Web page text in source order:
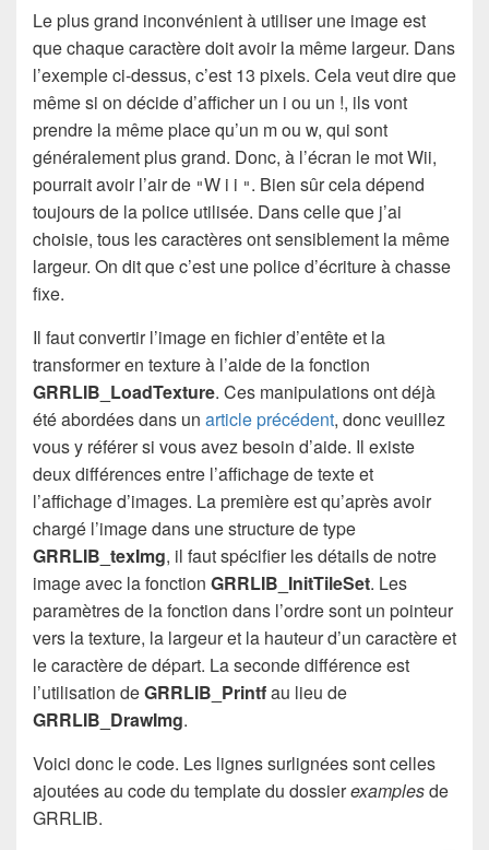
Le plus grand inconvénient à utiliser une image est
que chaque caractère doit avoir la même largeur. Dans
l’exemple ci-dessus, c’est 13 pixels. Cela veut dire que
même si on décide d’afficher un i ou un !, ils vont
prendre la même place qu’un m ou w, qui sont
généralement plus grand. Donc, à l’écran le mot Wii,
pourrait avoir l’air de "W i i " . Bien sûr cela dépend
toujours de la police utilisée. Dans celle que j’ai
choisie, tous les caractères ont sensiblement la même
largeur. On dit que c’est une police d’écriture à chasse
fixe.
Il faut convertir l’image en fichier d’entête et la
transformer en texture à l’aide de la fonction
GRRLIB_LoadTexture. Ces manipulations ont déjà
été abordées dans un article précédent, donc veuillez
vous y référer si vous avez besoin d’aide. Il existe
deux différences entre l’affichage de texte et
l’affichage d’images. La première est qu’après avoir
chargé l’image dans une structure de type
GRRLIB_texImg, il faut spécifier les détails de notre
image avec la fonction GRRLIB_InitTileSet. Les
paramètres de la fonction dans l’ordre sont un pointeur
vers la texture, la largeur et la hauteur d’un caractère et
le caractère de départ. La seconde différence est
l’utilisation deGRRLIB_Printfau lieu de
GRRLIB_DrawImg.
Voici donc le code. Les lignes surlignées sont celles
ajoutées au code du template du dossierexamplesde
GRRLIB.